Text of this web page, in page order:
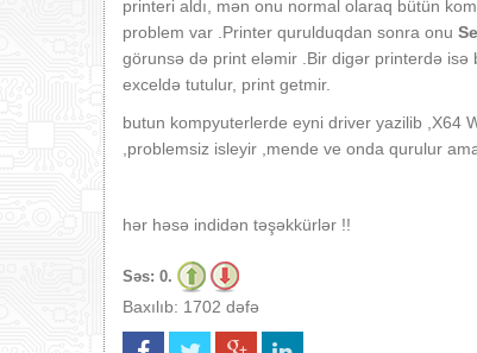
printeri aldı, mən onu normal olaraq bütün
problem var .Printer qurulduqdan sonra onu
görunsə də print eləmir .Bir digər printerdə
exceldə tutulur, print getmir.
butun kompyuterlerde eyni driver yazilib ,X64
,problemsiz isleyir ,mende ve onda qurulur
hər həsə indidən təşəkkürlər !!
Səs: 0.
Baxılıb: 1702 dəfə